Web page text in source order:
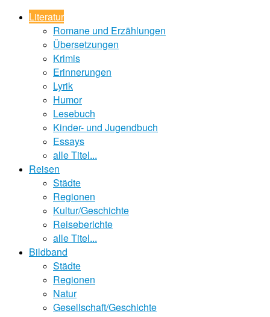
Literatur
Romane und Erzählungen
Übersetzungen
Krimis
Erinnerungen
Lyrik
Humor
Lesebuch
Kinder- und Jugendbuch
Essays
alle Titel...
Reisen
Städte
Regionen
Kultur/Geschichte
Reiseberichte
alle Titel...
Bildband
Städte
Regionen
Natur
Gesellschaft/Geschichte